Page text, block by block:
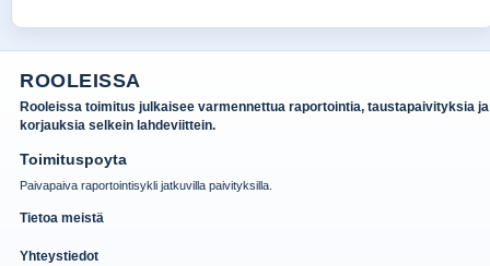
ROOLEISSA
Rooleissa toimitus julkaisee varmennettua raportointia, taustapaivityksia ja
korjauksia selkein lahdeviittein.
Toimituspoyta
Paivapaiva raportointisykli jatkuvilla paivityksilla.
Tietoa meistä
Yhteystiedot